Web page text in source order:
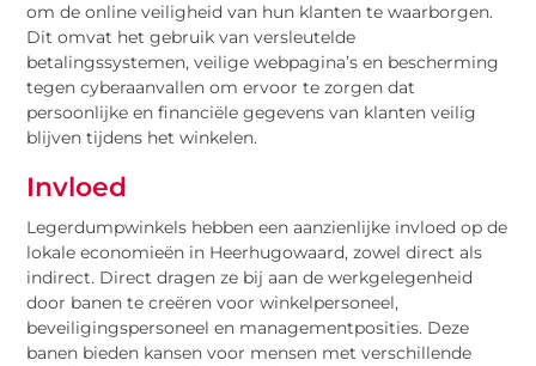
om de online veiligheid van hun klanten te waarborgen.
Dit omvat het gebruik van versleutelde
betalingssystemen, veilige webpagina’s en bescherming
tegen cyberaanvallen om ervoor te zorgen dat
persoonlijke en financiële gegevens van klanten veilig
blijven tijdens het winkelen.
Invloed
Legerdumpwinkels hebben een aanzienlijke invloed op de
lokale economieën in Heerhugowaard, zowel direct als
indirect. Direct dragen ze bij aan de werkgelegenheid
door banen te creëren voor winkelpersoneel,
beveiligingspersoneel en managementposities. Deze
banen bieden kansen voor mensen met verschillende